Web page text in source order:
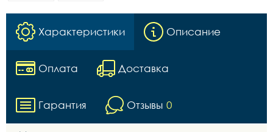
Характеристики Описание
Оплата Доставка
Гарантия Отзывы 0